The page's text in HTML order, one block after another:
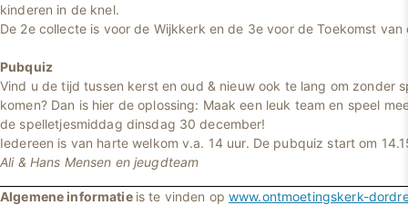
kinderen in de knel.
De 2e collecte is voor de Wijkkerk en de 3e voor de Toekomst van
Pubquiz
Vind u de tijd tussen kerst en oud & nieuw ook te lang om zonder
komen? Dan is hier de oplossing: Maak een leuk team en speel
de spelletjesmiddag dinsdag 30 december!
Iedereen is van harte welkom v.a. 14 uur. De pubquiz start om
Ali & Hans Mensen en jeugdteam
Algemene informatie is te vinden opwww.ontmoetingskerk-